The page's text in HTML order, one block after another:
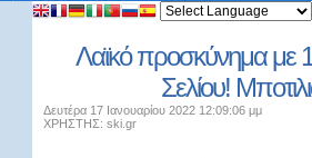
Λαϊκό προσκύνημα με
Σελίου!
Δευτέρα 17 Ιανουαρίου 2022 12:09:06 μμ
ΧΡΗΣΤΗΣ: ski.gr